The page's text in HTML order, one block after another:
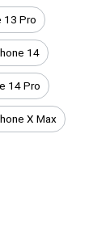
13 Pro
14
14 Pro
X Max